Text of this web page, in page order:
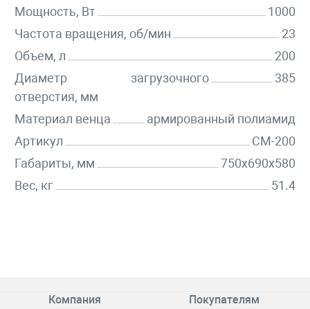
Мощность, Вт
1000
Частота вращения, об/мин
23
Объем, л
200
Диаметр загрузочного
отверстия, мм
385
Материал венца
армированный полиамид
Артикул
CM-200
Габариты, мм
750х690х580
Вес, кг
51.4
Компания
Покупателям